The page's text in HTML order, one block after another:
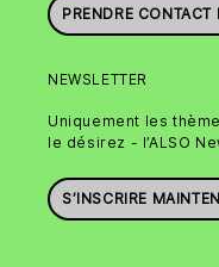
PRENDRE CONTACT
NEWSLETTER
Uniquement les
le désirez - l’ALSO
S’INSCRIRE